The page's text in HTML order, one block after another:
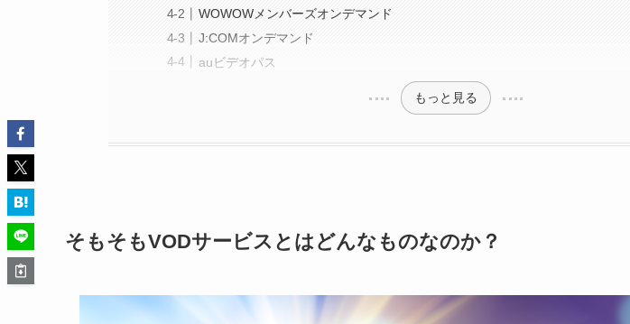
WOWOWメンバーズオンデマンド
J:COMオンデマンド
auビデオパス
もっと見る
そもそもVODサービスとはどんなものなのか？